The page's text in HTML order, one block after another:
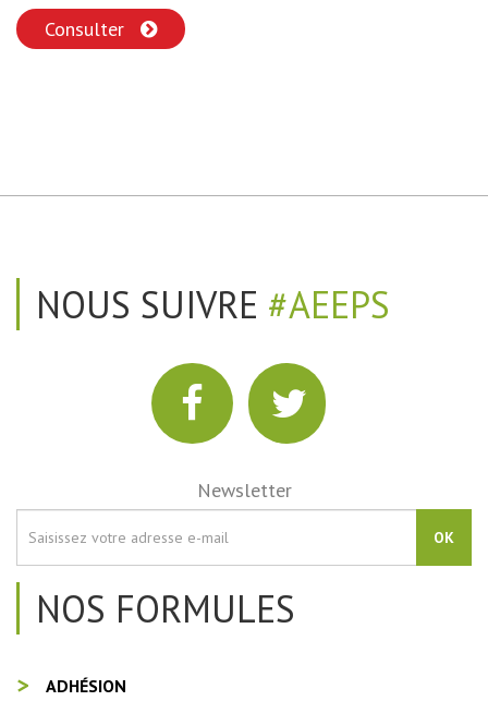
Consulter
NOUS SUIVRE #AEEPS
Newsletter
OK
NOS FORMULES
ADHÉSION